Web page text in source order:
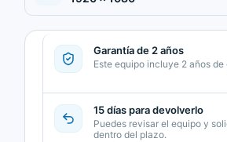
Garantía de 2 años
Este equipo incluye 2 años de
15 días para devolverlo
Puedes revisar el equipo y
dentro del plazo.